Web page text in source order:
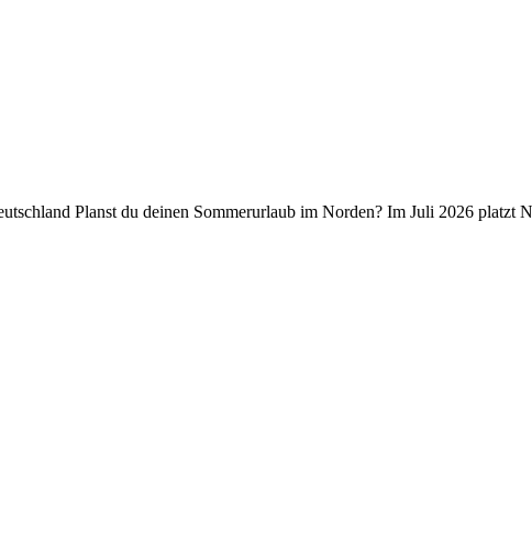
Planst du deinen Sommerurlaub im Norden? Im Juli 2026 platzt